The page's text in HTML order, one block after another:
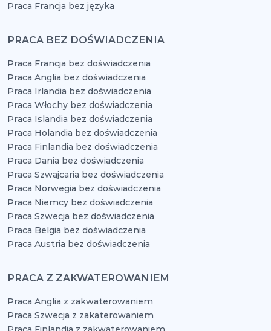
Praca Francja bez języka
PRACA BEZ DOŚWIADCZENIA
Praca Francja bez doświadczenia
Praca Anglia bez doświadczenia
Praca Irlandia bez doświadczenia
Praca Włochy bez doświadczenia
Praca Islandia bez doświadczenia
Praca Holandia bez doświadczenia
Praca Finlandia bez doświadczenia
Praca Dania bez doświadczenia
Praca Szwajcaria bez doświadczenia
Praca Norwegia bez doświadczenia
Praca Niemcy bez doświadczenia
Praca Szwecja bez doświadczenia
Praca Belgia bez doświadczenia
Praca Austria bez doświadczenia
PRACA Z ZAKWATEROWANIEM
Praca Anglia z zakwaterowaniem
Praca Szwecja z zakaterowaniem